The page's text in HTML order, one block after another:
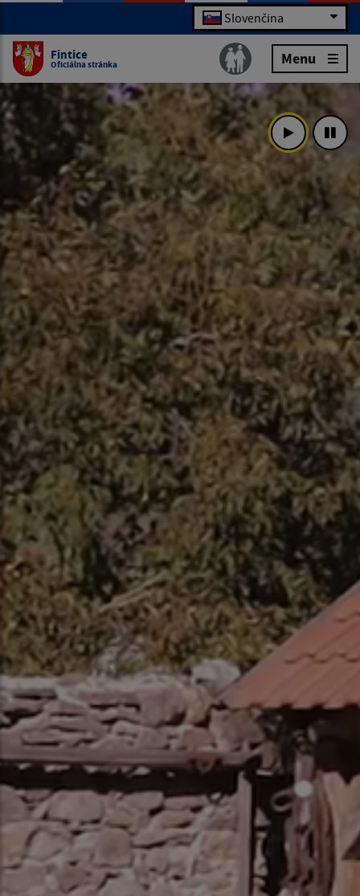
Slovenčina
Fintice
Oficiálna stránka Menu